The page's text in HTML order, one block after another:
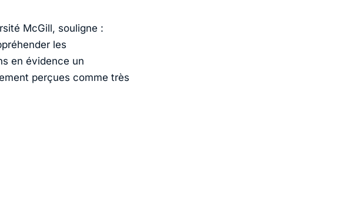
McGill, souligne :
les
en évidence un
perçues comme très